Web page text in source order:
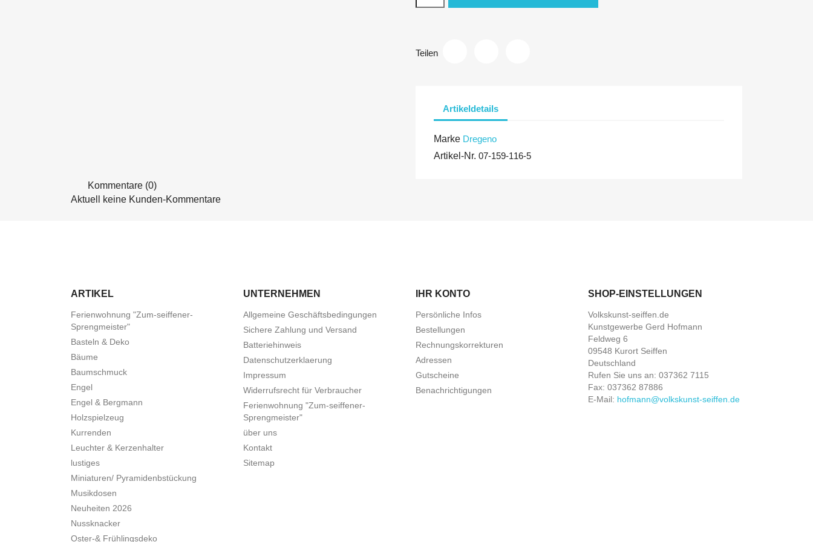
Teilen
Artikeldetails
Marke Dregeno
Artikel-Nr. 07-159-116-5
Kommentare (0)
Aktuell keine Kunden-Kommentare
ARTIKEL
Ferienwohnung "Zum-seiffener-
Sprengmeister"
Basteln & Deko
Bäume
Baumschmuck
Engel
Engel & Bergmann
Holzspielzeug
Kurrenden
Leuchter & Kerzenhalter
lustiges
Miniaturen/ Pyramidenbstückung
Musikdosen
Neuheiten 2026
Nussknacker
Oster-& Frühlingsdeko
UNTERNEHMEN
Allgemeine Geschäftsbedingungen
Sichere Zahlung und Versand
Batteriehinweis
Datenschutzerklaerung
Impressum
Widerrufsrecht für Verbraucher
Ferienwohnung "Zum-seiffener-
Sprengmeister"
über uns
Kontakt
Sitemap
IHR KONTO
Persönliche Infos
Bestellungen
Rechnungskorrekturen
Adressen
Gutscheine
Benachrichtigungen
SHOP-EINSTELLUNGEN
Volkskunst-seiffen.de
Kunstgewerbe Gerd Hofmann
Feldweg 6
09548 Kurort Seiffen
Deutschland
Rufen Sie uns an: 037362 7115
Fax: 037362 87886
E-Mail: hofmann@volkskunst-seiffen.de